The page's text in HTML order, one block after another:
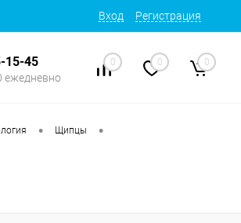
Вход Регистрация
15-45
ежедневно
0 0 0
• Щипцы •